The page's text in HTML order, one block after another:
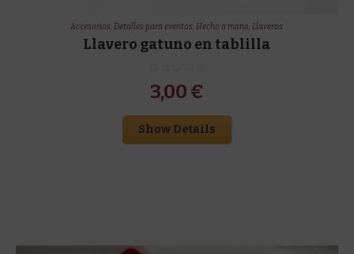
Accesorios,Detalles para eventos,Hecho a mano,Llaveros
Llavero gatuno en tablilla
3,00 €
Show Details